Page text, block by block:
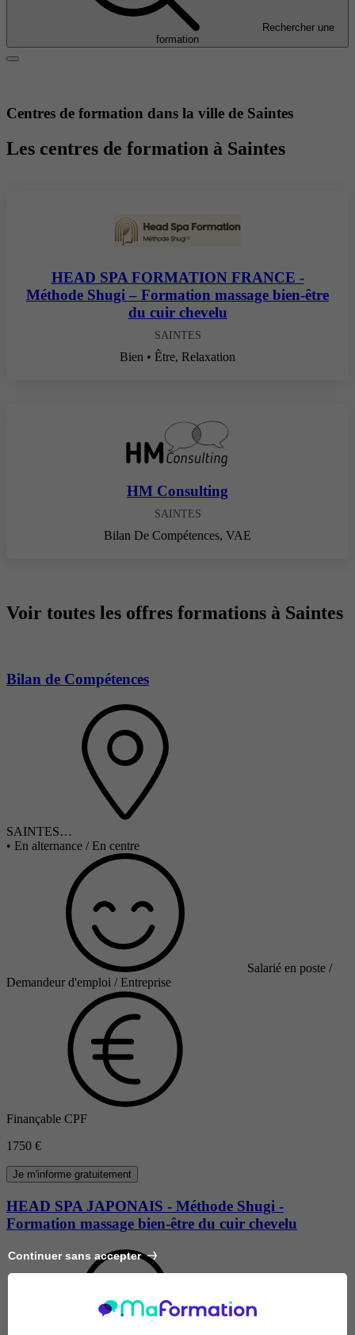
Rechercher une
formation
Centres de formation dans la ville de Saintes
Les centres de formation à Saintes
HEAD SPA FORMATION FRANCE -
Méthode Shugi – Formation massage bien-être
du cuir chevelu
SAINTES
Bien • Être, Relaxation
HM Consulting
SAINTES
Bilan De Compétences, VAE
Voir toutes les offres formations à Saintes
Bilan de Compétences
SAINTES…
• En alternance / En centre
Salarié en poste /
Demandeur d'emploi / Entreprise
Finançable CPF
1750 €
Je m'informe gratuitement
HEAD SPA JAPONAIS - Méthode Shugi -
Formation massage bien-être du cuir chevelu
Continuer sans accepter